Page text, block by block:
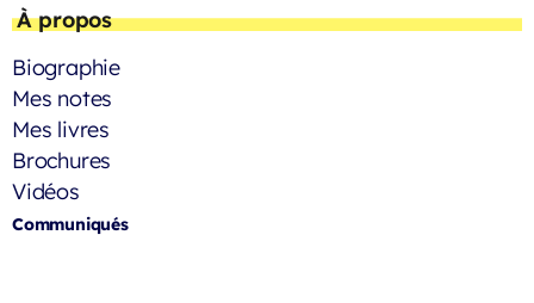
À propos
Biographie
Mes notes
Mes livres
Brochures
Vidéos
Communiqués